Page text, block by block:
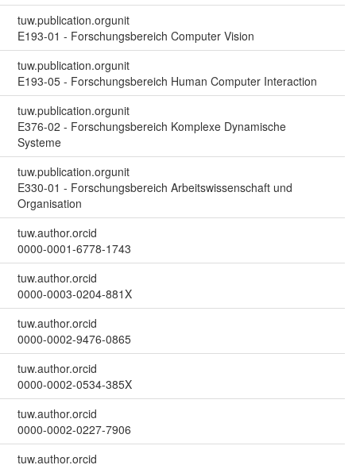
tuw.publication.orgunit
E193-01 - Forschungsbereich Computer Vision
tuw.publication.orgunit
E193-05 - Forschungsbereich Human Computer Interaction
tuw.publication.orgunit
E376-02 - Forschungsbereich Komplexe Dynamische
Systeme
tuw.publication.orgunit
E330-01 - Forschungsbereich Arbeitswissenschaft und
Organisation
tuw.author.orcid
0000-0001-6778-1743
tuw.author.orcid
0000-0003-0204-881X
tuw.author.orcid
0000-0002-9476-0865
tuw.author.orcid
0000-0002-0534-385X
tuw.author.orcid
0000-0002-0227-7906
tuw.author.orcid